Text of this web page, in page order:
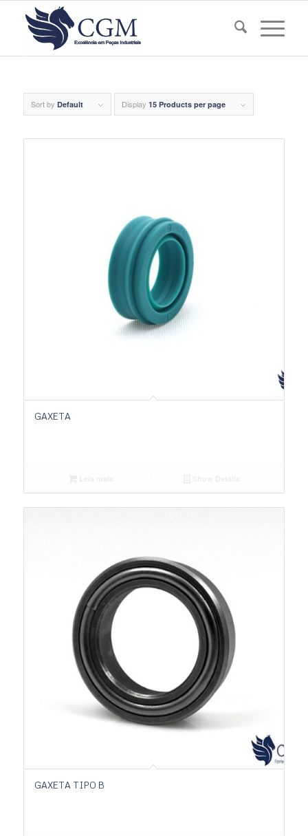
Sort by Default Display 15 Products per page
GAXETA
GAXETA TIPO B